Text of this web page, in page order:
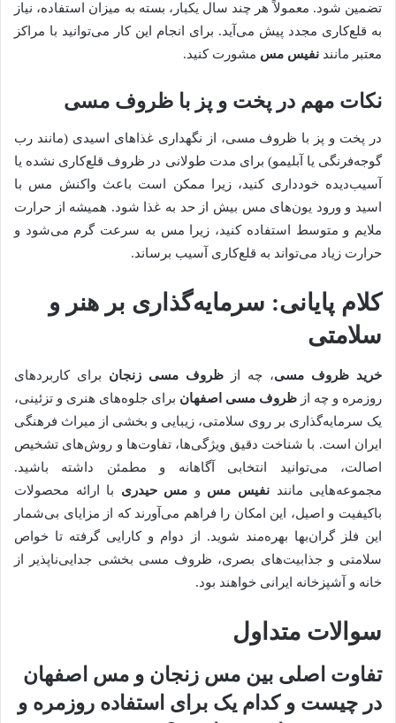
تضمین شود. معمولاً هر چند سال یکبار، بسته به میزان استفاده، نیاز
به قلع‌کاری مجدد پیش می‌آید. برای انجام این کار می‌توانید با مراکز
معتبر مانند نفیس مس مشورت کنید.
نکات مهم در پخت و پز با ظروف مسی
در پخت و پز با ظروف مسی، از نگهداری غذاهای اسیدی (مانند رب
گوجه‌فرنگی یا آبلیمو) برای مدت طولانی در ظروف قلع‌کاری نشده یا
آسیب‌دیده خودداری کنید، زیرا ممکن است باعث واکنش مس با
اسید و ورود یون‌های مس بیش از حد به غذا شود. همیشه از حرارت
ملایم و متوسط استفاده کنید، زیرا مس به سرعت گرم می‌شود و
حرارت زیاد می‌تواند به قلع‌کاری آسیب برساند.
کلام پایانی: سرمایه‌گذاری بر هنر و
سلامتی
خرید ظروف مسی، چه از ظروف مسی زنجان
برای کاربردهای
روزمره و چه از ظروف مسی اصفهان برای جلوه‌های هنری و تزئینی،
یک سرمایه‌گذاری بر روی سلامتی، زیبایی و بخشی از میراث فرهنگی
ایران است. با شناخت دقیق ویژگی‌ها، تفاوت‌ها و روش‌های تشخیص
اصالت، می‌توانید انتخابی آگاهانه و مطمئن داشته باشید.
مجموعه‌هایی مانند نفیس مس و مس حیدری
با ارائه محصولات
باکیفیت و اصیل، این امکان را فراهم می‌آورند که از مزایای بی‌شمار
این فلز گران‌بها بهره‌مند شوید. از دوام و کارایی گرفته تا خواص
سلامتی و جذابیت‌های بصری، ظروف مسی بخشی جدایی‌ناپذیر از
خانه و آشپزخانه ایرانی خواهند بود.
سوالات متداول
تفاوت اصلی بین مس زنجان و مس اصفهان
در چیست و کدام یک برای استفاده روزمره و